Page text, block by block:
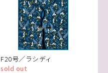
F20号／ラシディ
sold out